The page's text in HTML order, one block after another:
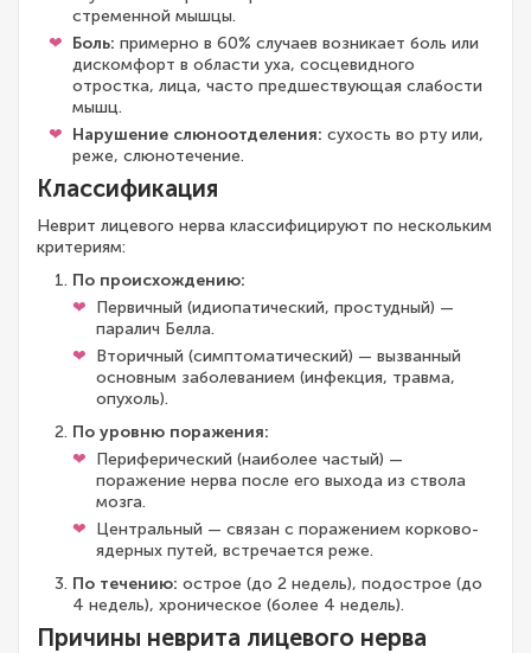
стременной мышцы.
Боль: примерно в 60% случаев возникает боль или
дискомфорт в области уха, сосцевидного
отростка, лица, часто предшествующая слабости
мышц.
Нарушение слюноотделения: сухость во рту или,
реже, слюнотечение.
Классификация
Неврит лицевого нерва классифицируют по нескольким
критериям:
По происхождению:
Первичный (идиопатический, простудный) —
паралич Белла.
Вторичный (симптоматический) — вызванный
основным заболеванием (инфекция, травма,
опухоль).
По уровню поражения:
Периферический (наиболее частый) —
поражение нерва после его выхода из ствола
мозга.
Центральный — связан с поражением корково-
ядерных путей, встречается реже.
По течению: острое (до 2 недель), подострое (до
4 недель), хроническое (более 4 недель).
Причины неврита лицевого нерва